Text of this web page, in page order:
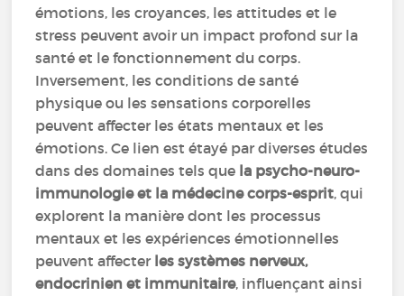
émotions, les croyances, les attitudes et le
stress peuvent avoir un impact profond sur la
santé et le fonctionnement du corps.
Inversement, les conditions de santé
physique ou les sensations corporelles
peuvent affecter les états mentaux et les
émotions. Ce lien est étayé par diverses études
dans des domaines tels que la psycho-neuro-
immunologie et la médecine corps-esprit, qui
explorent la manière dont les processus
mentaux et les expériences émotionnelles
peuvent affecter les systèmes nerveux,
endocrinien et immunitaire, influençant ainsi